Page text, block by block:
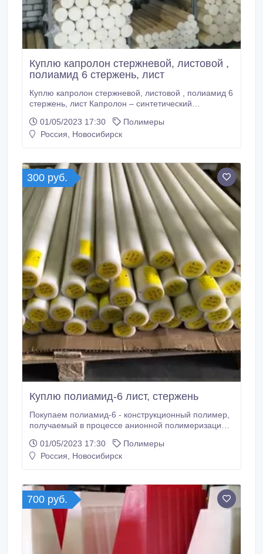
Куплю капролон стержневой, листовой ,
полиамид 6 стержень, лист
Куплю капролон стержневой, листовой , полиамид 6
стержень, лист Капролон – синтетический
Материал производится путем полимеризации
амидов аминокапроновой кислоты и является
Благодаря присущим материалу качествам из него
производится широкий спектр изделий, в том числе
шкивы и ролики, втулки и вкладыши, а также
элементы подшипников качения и скольжения.
01/05/2023 17:30
Полимеры
Россия, Новосибирск
300 руб.
Куплю полиамид-6 лист, стержень
Покупаем полиамид-6 - конструкционный полимер,
получаемый в процессе анионной полимеризации
форме в присутствии щелочных катализаторов и
активаторов. Поставляется в виде листов, стержней,
01/05/2023 17:30
Полимеры
Россия, Новосибирск
700 руб.